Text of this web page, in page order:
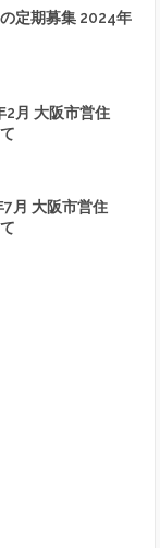
定期募集 2024年
2月 大阪市営住
7月 大阪市営住